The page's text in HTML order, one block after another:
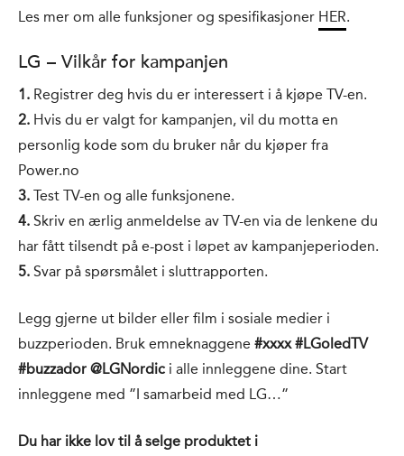
Les mer om alle funksjoner og spesifikasjoner HER.
LG – Vilkår for kampanjen
1. Registrer deg hvis du er interessert i å kjøpe TV-en.
2. Hvis du er valgt for kampanjen, vil du motta en
personlig kode som du bruker når du kjøper fra
Power.no
3. Test TV-en og alle funksjonene.
4. Skriv en ærlig anmeldelse av TV-en via de lenkene du
har fått tilsendt på e-post i løpet av kampanjeperioden.
5. Svar på spørsmålet i sluttrapporten.
Legg gjerne ut bilder eller film i sosiale medier i
buzzperioden. Bruk emneknaggene #xxxx #LGoledTV
#buzzador @LGNordic i alle innleggene dine. Start
innleggene med ”I samarbeid med LG…”
Du har ikke lov til å selge produktet i